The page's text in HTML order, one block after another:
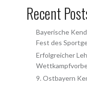
Recent
Bayerische
Fest des
Erfolgreicher
9. Ostbayern